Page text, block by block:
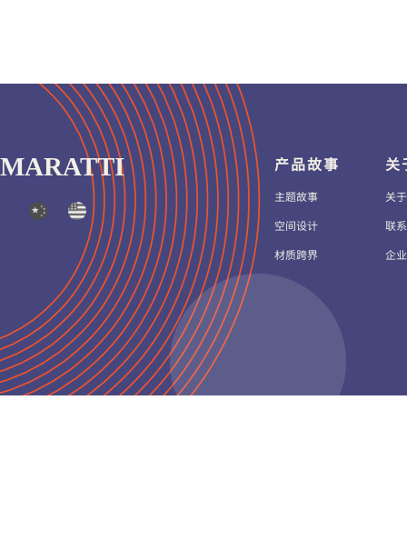
主题故事
材质跨界 企
联
关
空间设计
产品故事 关
MARATTI